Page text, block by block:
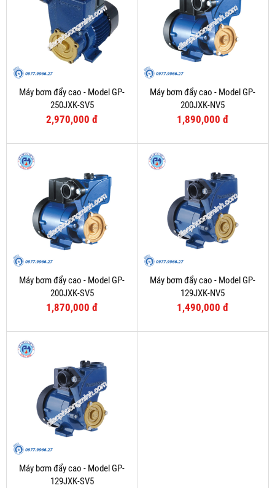
Máy bơm đẩy cao - Model GP-
250JXK-SV5
2,970,000 đ
Máy bơm đẩy cao - Model GP-
200JXK-NV5
1,890,000 đ
Máy bơm đẩy cao - Model GP-
200JXK-SV5
1,870,000 đ
Máy bơm đẩy cao - Model GP-
129JXK-NV5
1,490,000 đ
Máy bơm đẩy cao - Model GP-
129JXK-SV5